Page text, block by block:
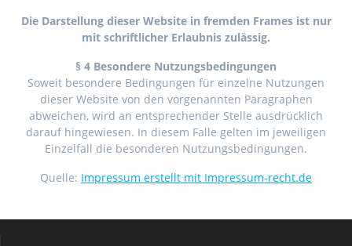
Die Darstellung dieser Website in fremden Frames ist nur
mit schriftlicher Erlaubnis zulässig.
§ 4 Besondere Nutzungsbedingungen
Soweit besondere Bedingungen für einzelne Nutzungen
dieser Website von den vorgenannten Paragraphen
abweichen, wird an entsprechender Stelle ausdrücklich
darauf hingewiesen. In diesem Falle gelten im jeweiligen
Einzelfall die besonderen Nutzungsbedingungen.
Quelle: Impressum erstellt mit Impressum-recht.de